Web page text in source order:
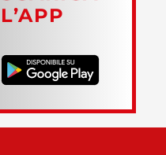
L’APP